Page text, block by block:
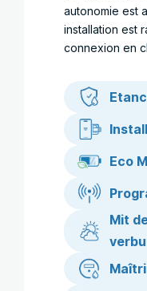
autonomie est
installation est
connexion en
Eco
Mit